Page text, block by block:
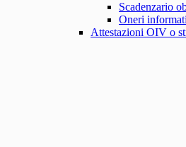
Scadenzario
Oneri
Attestazioni OIV o